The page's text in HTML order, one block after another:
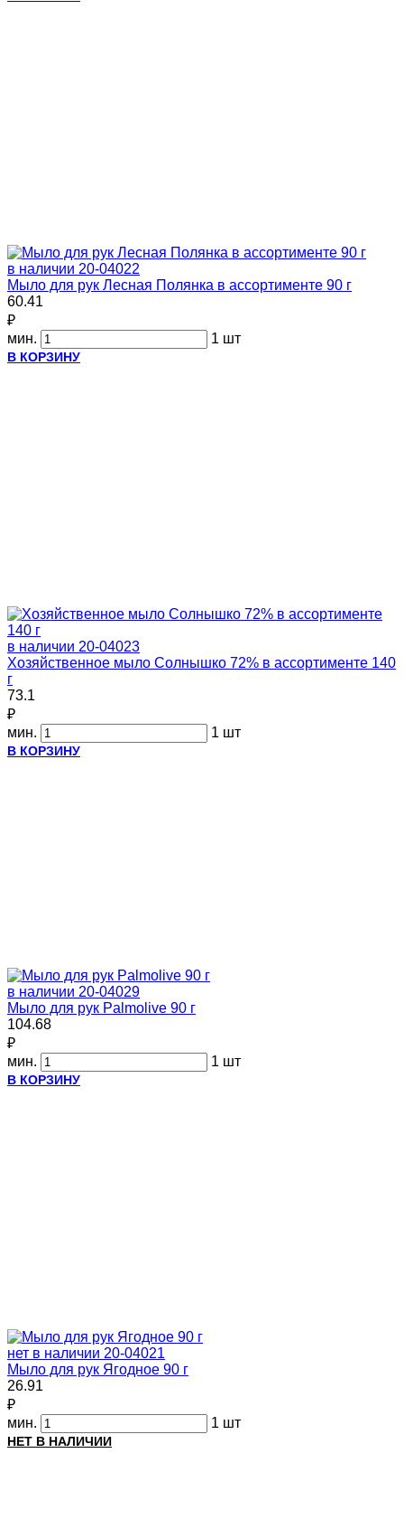
в наличии 20-04022
Мыло для рук Лесная Полянка в ассортименте 90 г
60.41
₽
мин.
1 шт
В КОРЗИНУ
в наличии 20-04023
Хозяйственное мыло Солнышко 72% в ассортименте 140
г
73.1
₽
мин.
1 шт
В КОРЗИНУ
в наличии 20-04029
Мыло для рук Palmolive 90 г
104.68
₽
мин.
1 шт
В КОРЗИНУ
нет в наличии 20-04021
Мыло для рук Ягодное 90 г
26.91
₽
мин.
1 шт
НЕТ В НАЛИЧИИ